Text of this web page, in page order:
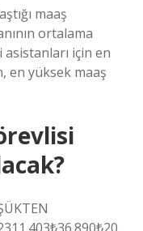
maaş
ortalama
asistanları için en
en yüksek maaş